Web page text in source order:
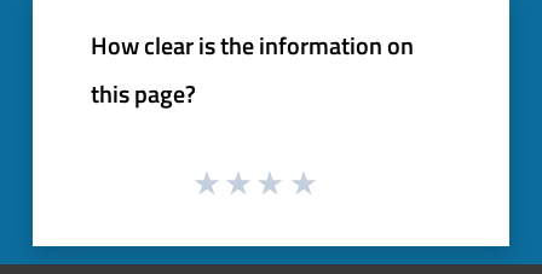
How clear is the information on
this page?